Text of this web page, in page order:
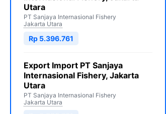
Utara
PT Sanjaya Internasional Fishery
Jakarta Utara
Rp 5.396.761
Export Import PT Sanjaya
Internasional Fishery, Jakarta
Utara
PT Sanjaya Internasional Fishery
Jakarta Utara